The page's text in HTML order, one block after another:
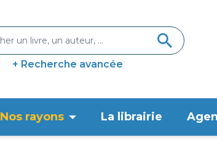
+ Recherche avancée
Nos rayons La librairie